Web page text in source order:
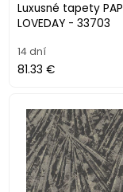
Luxusné tapety
LOVEDAY - 33703
14 dní
81.33 €